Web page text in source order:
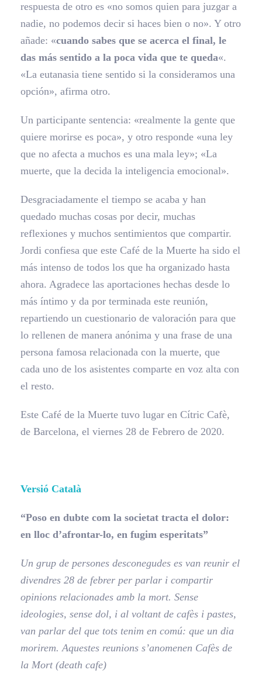
respuesta de otro es «no somos quien para juzgar a
nadie, no podemos decir si haces bien o no». Y otro
añade: «cuando sabes que se acerca el final, le
das más sentido a la poca vida que te queda«.
«La eutanasia tiene sentido si la consideramos una
opción», afirma otro.
Un participante sentencia: «realmente la gente que
quiere morirse es poca», y otro responde «una ley
que no afecta a muchos es una mala ley»; «La
muerte, que la decida la inteligencia emocional».
Desgraciadamente el tiempo se acaba y han
quedado muchas cosas por decir, muchas
reflexiones y muchos sentimientos que compartir.
Jordi confiesa que este Café de la Muerte ha sido el
más intenso de todos los que ha organizado hasta
ahora. Agradece las aportaciones hechas desde lo
más íntimo y da por terminada este reunión,
repartiendo un cuestionario de valoración para que
lo rellenen de manera anónima y una frase de una
persona famosa relacionada con la muerte, que
cada uno de los asistentes comparte en voz alta con
el resto.
Este Café de la Muerte tuvo lugar en Cítric Cafè,
de Barcelona, el viernes 28 de Febrero de 2020.
Versió Català
“Poso en dubte com la societat tracta el dolor:
en lloc d’afrontar-lo, en fugim esperitats”
Un grup de persones desconegudes es van reunir el
divendres 28 de febrer per parlar i compartir
opinions relacionades amb la mort. Sense
ideologies, sense dol, i al voltant de cafès i pastes,
van parlar del que tots tenim en comú: que un dia
morirem. Aquestes reunions s’anomenen Cafès de
la Mort (death cafe)